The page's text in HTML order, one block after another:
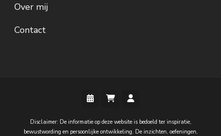
Over mij
Contact
Disclaimer: De informatie op deze website is bedoeld ter inspiratie,
bewustwording en persoonlijke ontwikkeling. De inzichten, oefeningen,